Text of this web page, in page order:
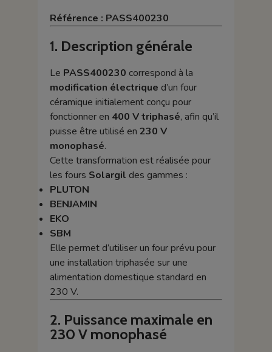
Référence : PASS400230
1. Description générale
Le PASS400230 correspond à la
modification électrique d’un four
céramique initialement conçu pour
fonctionner en 400 V triphasé, afin qu’il
puisse être utilisé en 230 V
monophasé.
Cette transformation est réalisée pour
les fours Solargil des gammes :
PLUTON
BENJAMIN
EKO
SBM
Elle permet d’utiliser un four prévu pour
une installation triphasée sur une
alimentation domestique standard en
230 V.
2. Puissance maximale en
230 V monophasé